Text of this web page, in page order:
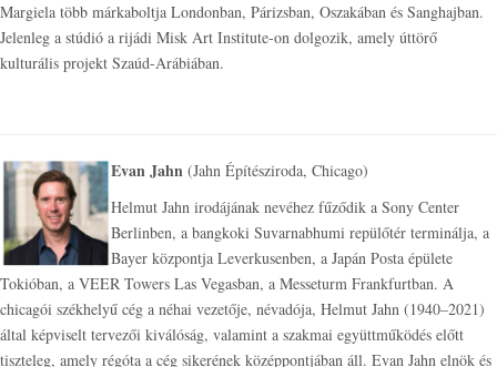
Margiela több márkaboltja Londonban, Párizsban, Oszakában és Sanghajban.
Jelenleg a stúdió a rijádi Misk Art Institute-on dolgozik, amely úttörő
kulturális projekt Szaúd-Arábiában.
Evan Jahn (Jahn Építésziroda, Chicago)
Helmut Jahn irodájának nevéhez fűződik a Sony Center
Berlinben, a bangkoki Suvarnabhumi repülőtér terminálja, a
Bayer központja Leverkusenben, a Japán Posta épülete
Tokióban, a VEER Towers Las Vegasban, a Messeturm Frankfurtban. A
chicagói székhelyű cég a néhai vezetője, névadója, Helmut Jahn (1940–2021)
által képviselt tervezői kiválóság, valamint a szakmai együttműködés előtt
tiszteleg, amely régóta a cég sikerének középpontjában áll. Evan Jahn elnök és